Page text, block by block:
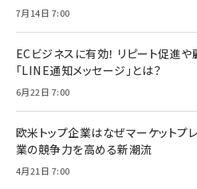
7月14日 7:00
ECビジネスに有効！ リピート促進
「LINE通知メッセージ」とは？
6月22日 7:00
欧米トップ企業はなぜマーケットプ
業の競争力を高める新潮流
4月21日 7:00